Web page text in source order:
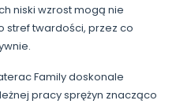
niski wzrost mogą nie
twardości, przez co
Family doskonale
pracy sprężyn znacząco